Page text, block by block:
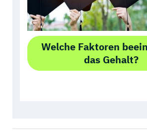
Welche Faktoren
das Gehalt?